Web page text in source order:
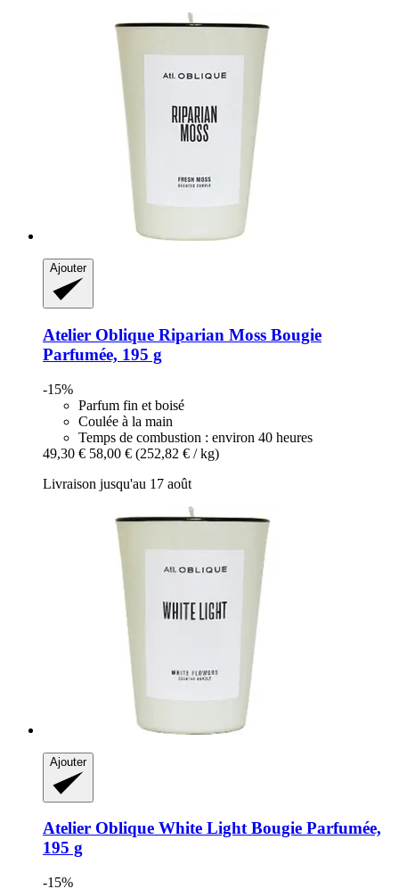
Ajouter
Atelier Oblique Riparian Moss Bougie
Parfumée, 195 g
-15%
Parfum fin et boisé
Coulée à la main
Temps de combustion : environ 40 heures
49,30 € 58,00 € (252,82 € / kg)
Livraison jusqu'au 17 août
Ajouter
Atelier Oblique White Light Bougie Parfumée,
195 g
-15%